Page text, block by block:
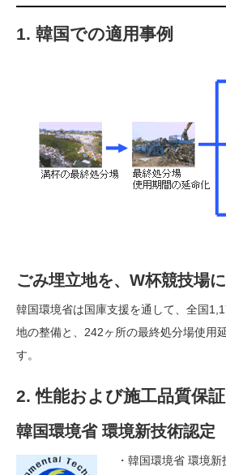
1. 韓国での適用事例
ごみ埋立地を、W杯競技場に
韓国環境省は国庫支援を通して、全国
地の整備と、242ヶ所の最終処分場使用
す。
2. 性能および施工品質保証
韓国環境省 環境新技術認定
・韓国環境省 環境